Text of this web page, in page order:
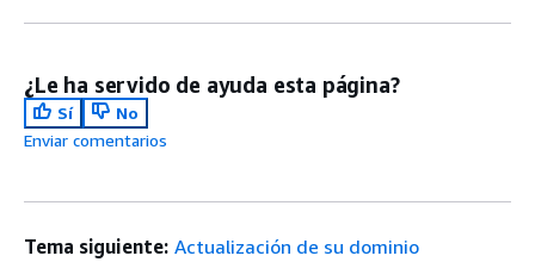
¿Le ha servido de ayuda esta página?
Sí
No
Enviar comentarios
Tema siguiente: Actualización de su dominio